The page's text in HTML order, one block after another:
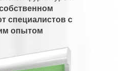
специалистов с
опытом